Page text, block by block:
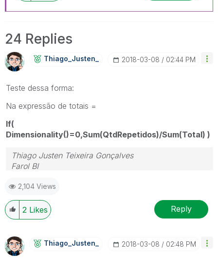
24 Replies
Thiago_Justen_ ‎2018-03-08 02:44 PM
Teste dessa forma:
Na expressão de totais =
If(
Dimensionality()=0,Sum(QtdRepetidos)/Sum(Total) )
Thiago Justen Teixeira Gonçalves
Farol BI
Skype: justen.thiago
2,104 Views
2 Likes Reply
Thiago_Justen_ ‎2018-03-08 02:48 PM